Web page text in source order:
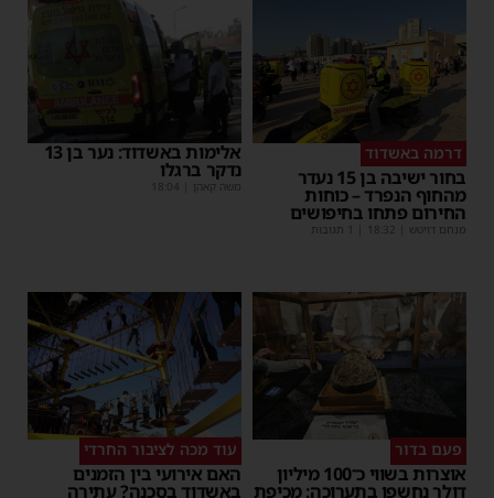
דרמה באשדוד
בחור ישיבה בן 15 נעדר
מהחוף הנפרד – כוחות
החירום פתחו בחיפושים
מנחם דויטש 18:32
אלימות באשדוד: נער בן 13
נדקר ברגלו
משה קאהן 18:04
פעם בדור
אוצרות בשווי כ־100 מיליון
דולר נחשפו בתערוכה: מכיפת
עוד מכה לציבור החרדי
האם אירועי בין הזמנים
באשדוד בסכנה? עתירה